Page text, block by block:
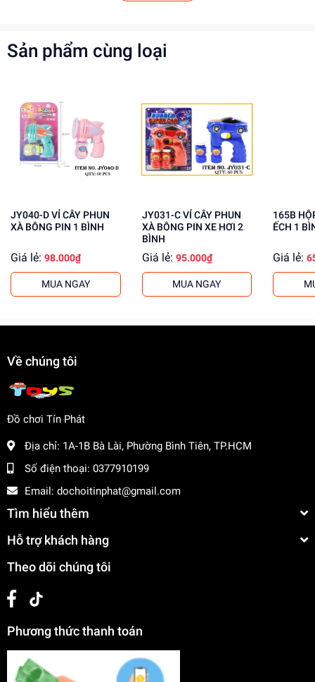
Hướng Dẫn Sử Dụng
Bước 1: Lắp pin vào cây bắn xà bông.
phải dung dịch xà bông.
Lợi Ích Phát Triển
Phát triển tư duy sáng tạo và trí tưởng tượng.
bè.
dochoitinphat.com
cho khách buôn. Liên hệ ngay để biết thêm thông tin!
Sản phẩm cùng loại
JY040-D VỈ CÂY PHUN
XÀ BÔNG PIN 1 BÌNH
Giá lẻ: 98.000₫
MUA NGAY
JY031-C VỈ CÂY PHUN
XÀ BÔNG PIN XE HƠI 2
BÌNH
Giá lẻ: 95.000₫
MUA NGAY
165B HỘP XÀ BÔNG PIN
ẾCH 1
Giá lẻ:
Về chúng tôi
Đồ chơi Tín Phát
Địa chỉ: 1A-1B Bà Lài, Phường Bình Tiên, TP.HCM
Số điện thoại: 0377910199
Email: dochoitinphat@gmail.com
Tìm hiểu thêm
Hỗ trợ khách hàng
Theo dõi chúng tôi
Phương thức thanh toán